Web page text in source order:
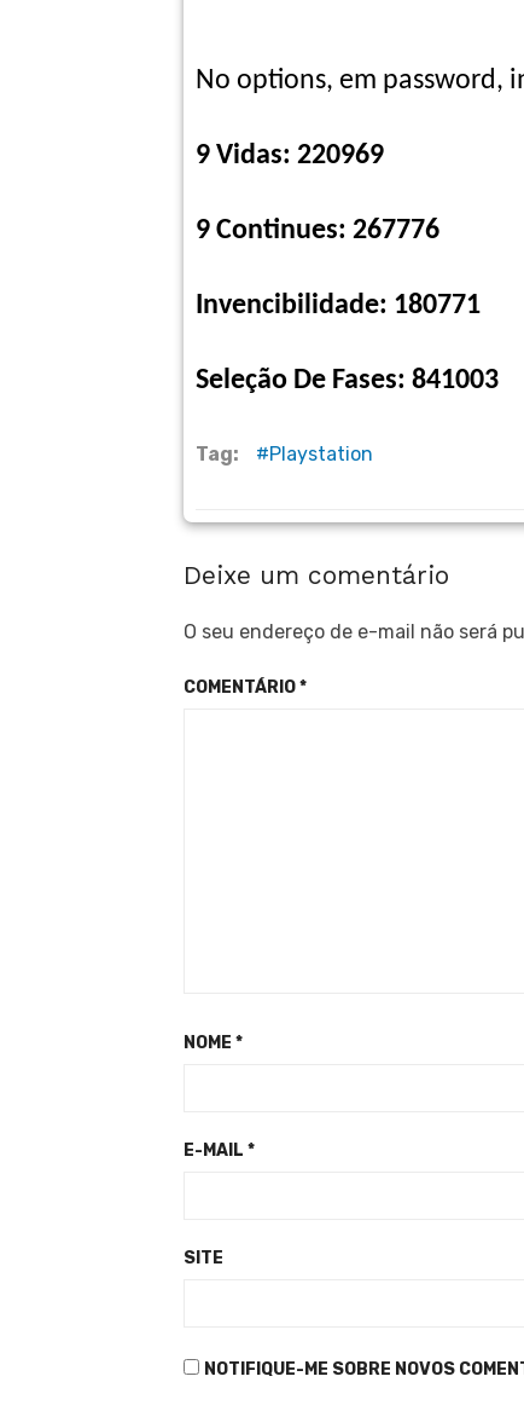
No options, em password,
9 Vidas: 220969
9 Continues: 267776
Invencibilidade: 180771
Seleção De Fases: 841003
Tag: Playstation
Deixe um comentário
O seu endereço de e-mail não será
COMENTÁRIO*
NOME *
E-MAIL *
SITE
NOTIFIQUE-ME SOBRE NOVOS